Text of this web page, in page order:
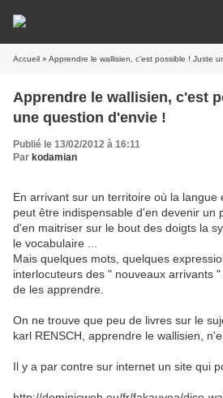
Accueil » Apprendre le wallisien, c'est possible ! Juste
Apprendre le wallisien, c'est
une question d'envie !
Publié le 13/02/2012 à 16:11
Par kodamian
En arrivant sur un territoire où la langue
peut être indispensable d'en devenir un
d'en maitriser sur le bout des doigts la
le vocabulaire ...
Mais quelques mots, quelques
interlocuteurs des " nouveaux arrivants
de les apprendre.
On ne trouve que peu de livres sur le
karl RENSCH, apprendre le wallisien,
Il y a par contre sur internet un site qui